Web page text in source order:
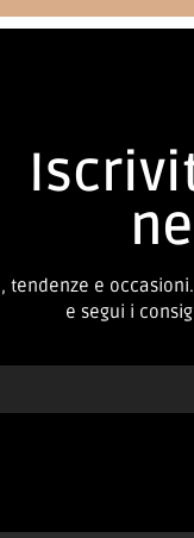
tendenze e
e segui i